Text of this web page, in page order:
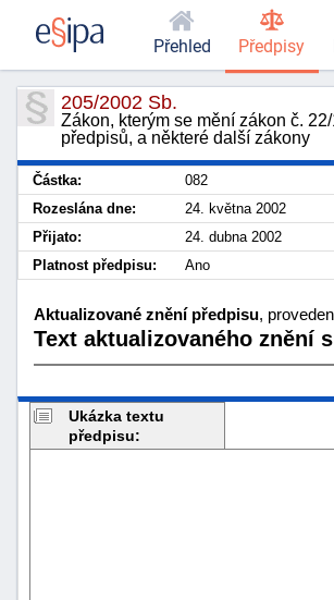
205/2002 Sb.
Zákon, kterým se mění zákon č.
předpisů, a některé další zákony
Částka: 082
Rozeslána dne:
24. května 2002
Přijato:
24. dubna 2002
Platnost předpisu:
Ano
Aktualizované znění předpisu,
Text aktualizovaného znění
Ukázka textu
předpisu:
Přehled Předpisy